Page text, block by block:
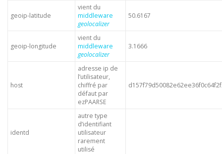
geoip-latitude
vient du
middleware
geolocalizer
50.6167
geoip-longitude
vient du
middleware
geolocalizer
3.1666
host
adresse ip de
l’utilisateur,
chiffré par
défaut par
ezPAARSE
identd
autre type
d’identifiant
utilisateur
rarement
utilisé